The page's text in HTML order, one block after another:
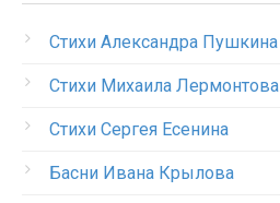
Стихи Александра Пушкина
Стихи Михаила Лермонтова
Стихи Сергея Есенина
Басни Ивана Крылова